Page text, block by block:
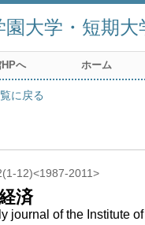
園大学・短期大
HPへ ホーム
に戻る
12)<1987-2011>
済
journal of the Institute